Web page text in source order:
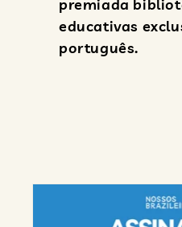
premiada
educativas
português.